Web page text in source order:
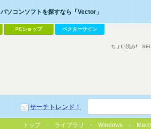
パソコンソフトを探すなら「Vector」
PCショップ ベクターサイン
サーチトレンド！
ちょい読み!
トップ ライブラリ Windows